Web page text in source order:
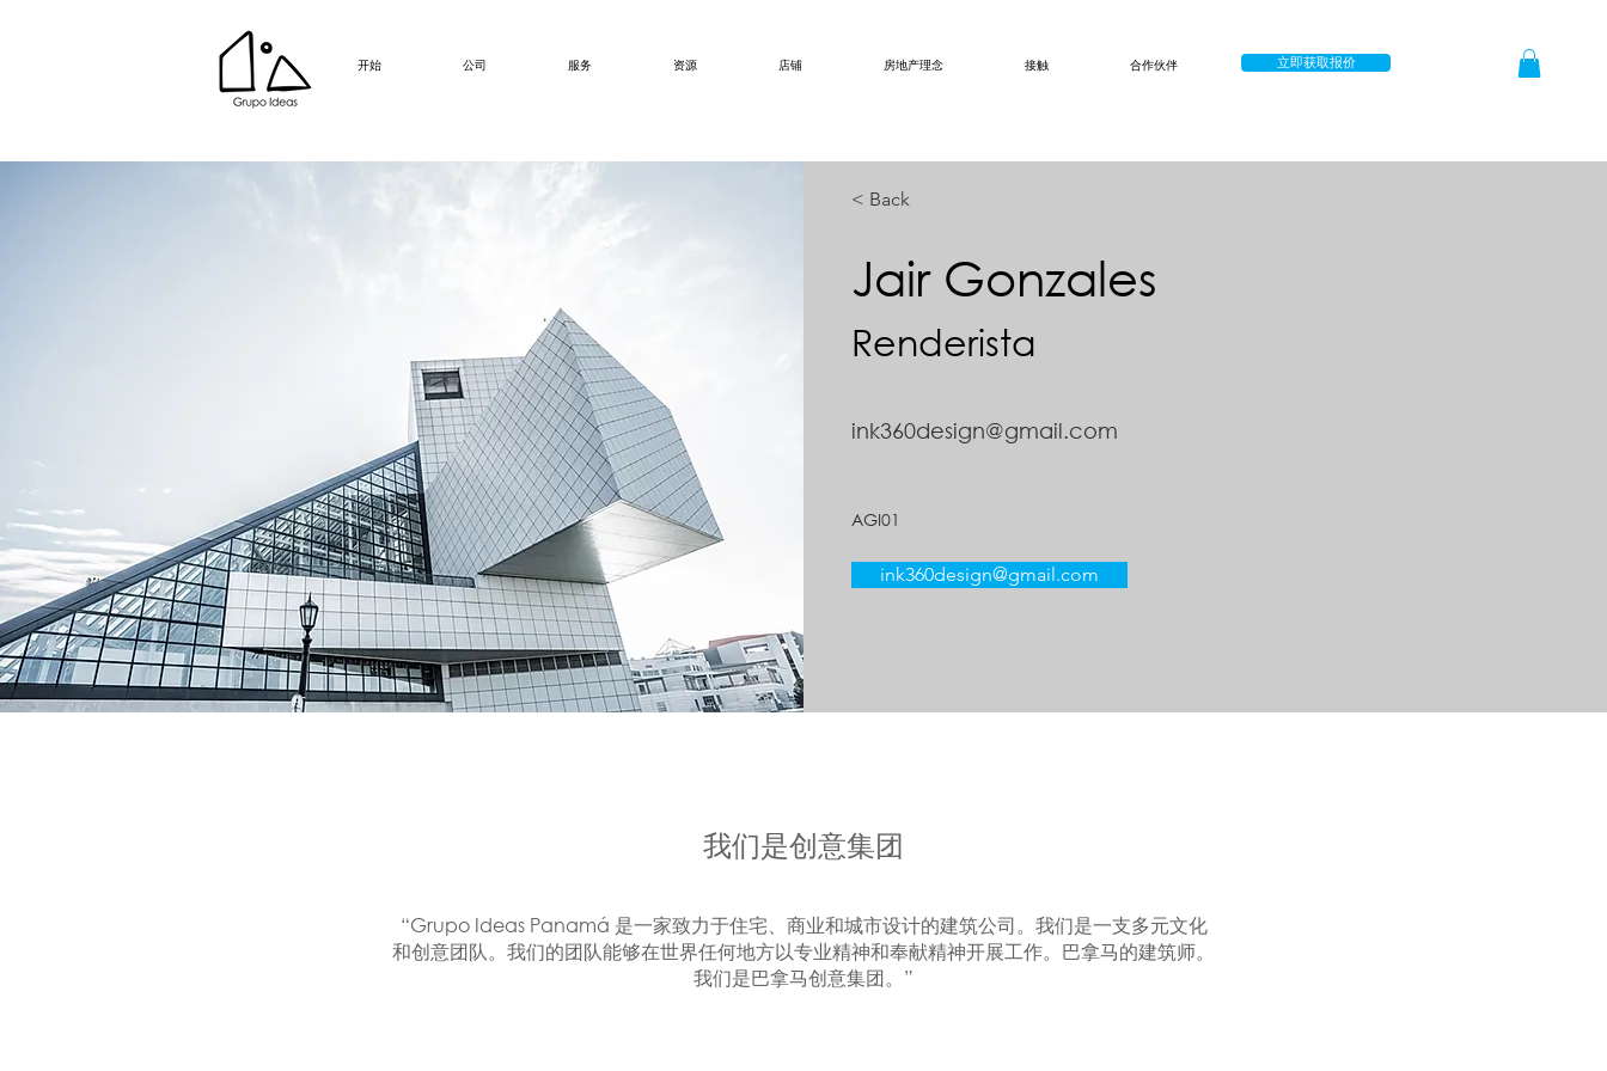
开始 公司 服务 资源 店铺 房地产理念 接触 合作伙伴 立即获取报价
< Back
Jair Gonzales
Renderista
ink360design@gmail.com
AGI01
ink360design@gmail.com
我们是创意集团
“Grupo Ideas Panamá 是一家致力于住宅、商业和城市设计的建筑公司。我们是一支多元文化
和创意团队。我们的团队能够在世界任何地方以专业精神和奉献精神开展工作。巴拿马的建筑师。
我们是巴拿马创意集团。”